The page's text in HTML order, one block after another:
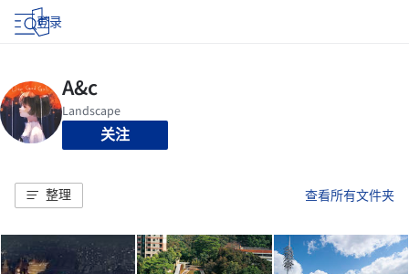
登录
关注
整理 查看所有文件夹